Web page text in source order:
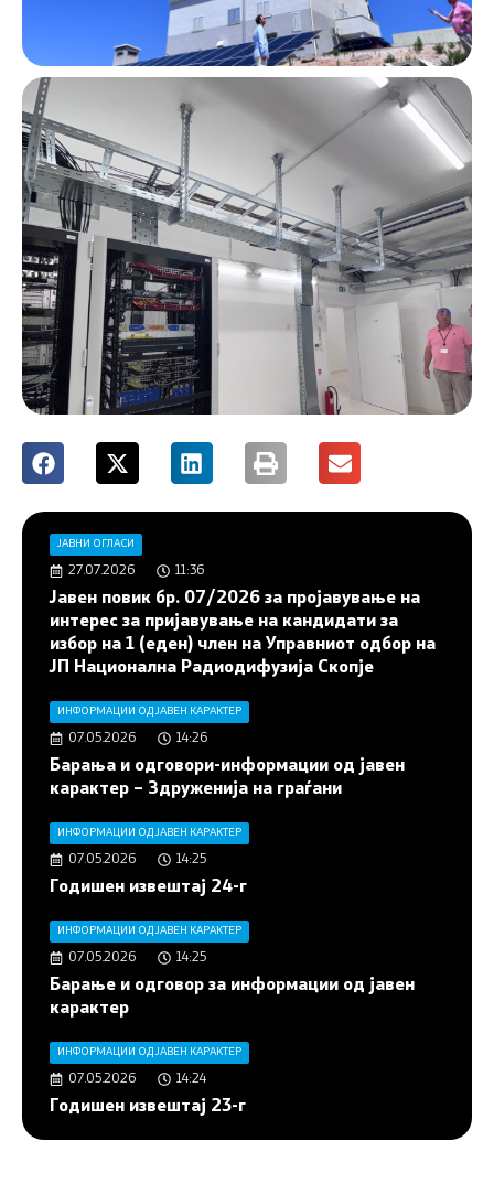
ЈАВНИ ОГЛАСИ
27.07.2026 11:36
Јавен повик бр. 07/2026 за пројавување на
интерес за пријавување на кандидати за
избор на 1 (еден) член на Управниот одбор на
ЈП Национална Радиодифузија Скопје
ИНФОРМАЦИИ ОД ЈАВЕН КАРАКТЕР
07.05.2026 14:26
Барања и одговори-информации од јавен
карактер – Здруженија на граѓани
ИНФОРМАЦИИ ОД ЈАВЕН КАРАКТЕР
07.05.2026 14:25
Годишен извештај 24-г
ИНФОРМАЦИИ ОД ЈАВЕН КАРАКТЕР
07.05.2026 14:25
Барање и одговор за информации од јавен
карактер
ИНФОРМАЦИИ ОД ЈАВЕН КАРАКТЕР
07.05.2026 14:24
Годишен извештај 23-г